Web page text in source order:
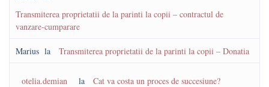
Transmiterea proprietatii de la parinti la copii – contractul de
vanzare-cumparare
Marius la Transmiterea proprietatii de la parinti la copii – Donatia
otelia.demian la Cat va costa un proces de succesiune?